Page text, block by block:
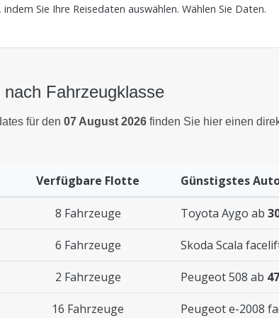
Sie Ihre Reisedaten auswählen. Wählen Sie Daten.
Fahrzeugklasse
für den 07 August 2026 finden Sie hier einen
Verfügbare Flotte Günstigstes
8 Fahrzeuge Toyota Aygo ab
6 Fahrzeuge Skoda Scala
2 Fahrzeuge Peugeot 508 ab
16 Fahrzeuge Peugeot e-2008